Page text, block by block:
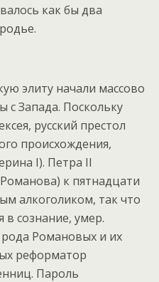
как бы два
элиту начали массово
с Запада. Поскольку
русский престол
происхождения,
I). Петра II
к пятнадцати
алкоголиком, так что
в сознание, умер.
Романовых и их
реформатор
Пароль